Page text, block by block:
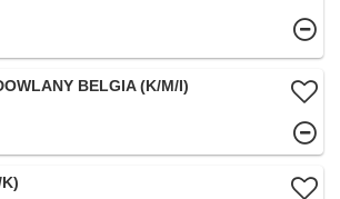
BELGIA (K/M/I)